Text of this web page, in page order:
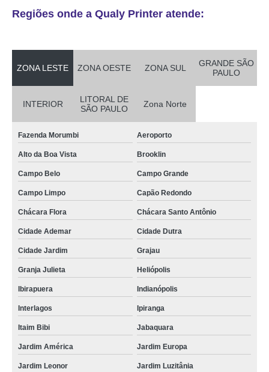
Regiões onde a Qualy Printer atende:
ZONA LESTE ZONA OESTE ZONA SUL
GRANDE SÃO
PAULO
INTERIOR
LITORAL DE
SÃO PAULO
Zona Norte
Fazenda Morumbi Aeroporto
Alto da Boa Vista Brooklin
Campo Belo Campo Grande
Campo Limpo Capão Redondo
Chácara Flora Chácara Santo Antônio
Cidade Ademar Cidade Dutra
Cidade Jardim Grajau
Granja Julieta Heliópolis
Ibirapuera Indianópolis
Interlagos Ipiranga
Itaim Bibi Jabaquara
Jardim América Jardim Europa
Jardim Leonor Jardim Luzitânia